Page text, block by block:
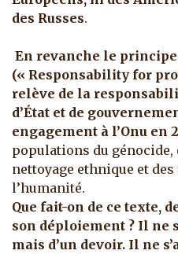
des Russes.
En revanche le principe
(« Responsability for
relève de la
d’État et de
engagement à l’Onu en
populations du génocide,
nettoyage ethnique et
l’humanité.
Que fait-on de ce texte,
son déploiement ? Il ne
mais d’un devoir. Il ne